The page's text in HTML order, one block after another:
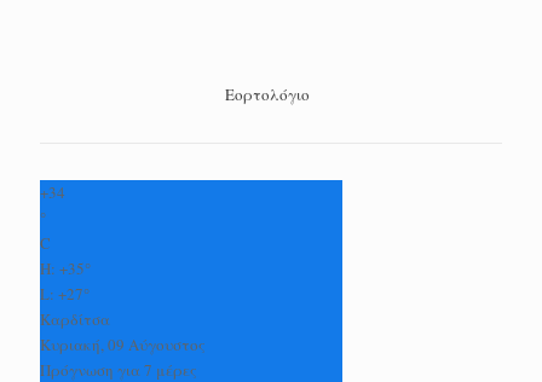
Εορτολόγιο
+34
°
C
H: +35°
L: +27°
Καρδίτσα
Κυριακή, 09 Αύγουστος
Πρόγνωση για 7 μέρες